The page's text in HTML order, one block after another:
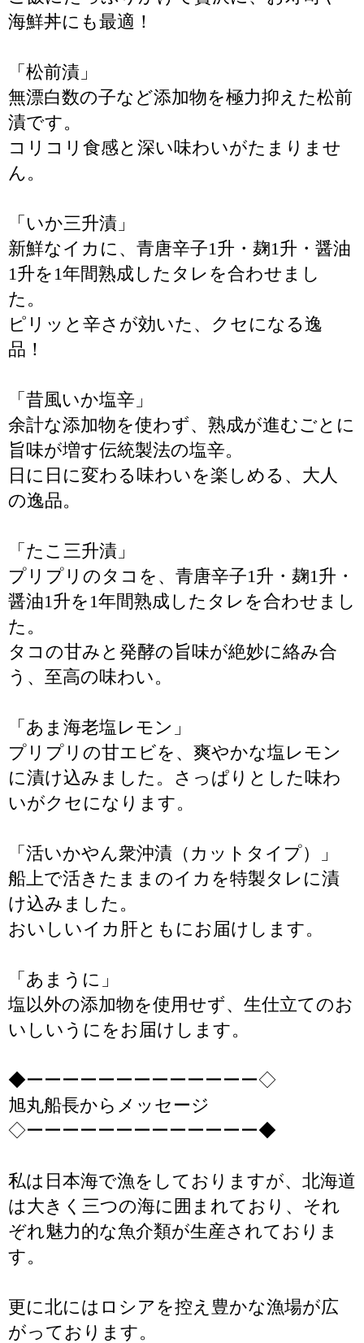
海鮮丼にも最適！
「松前漬」
無漂白数の子など添加物を極力抑えた松前
漬です。
コリコリ食感と深い味わいがたまりませ
ん。
「いか三升漬」
新鮮なイカに、青唐辛子1升・麹1升・醤油
1升を1年間熟成したタレを合わせまし
た。
ピリッと辛さが効いた、クセになる逸
品！
「昔風いか塩辛」
余計な添加物を使わず、熟成が進むごとに
旨味が増す伝統製法の塩辛。
日に日に変わる味わいを楽しめる、大人
の逸品。
「たこ三升漬」
プリプリのタコを、青唐辛子1升・麹1升・
醤油1升を1年間熟成したタレを合わせまし
た。
タコの甘みと発酵の旨味が絶妙に絡み合
う、至高の味わい。
「あま海老塩レモン」
プリプリの甘エビを、爽やかな塩レモン
に漬け込みました。さっぱりとした味わ
いがクセになります。
「活いかやん衆沖漬（カットタイプ）」
船上で活きたままのイカを特製タレに漬
け込みました。
おいしいイカ肝ともにお届けします。
「あまうに」
塩以外の添加物を使用せず、生仕立てのお
いしいうにをお届けします。
◆ーーーーーーーーーーーーー◇
旭丸船長からメッセージ
◇ーーーーーーーーーーーーー◆
私は日本海で漁をしておりますが、北海道
は大きく三つの海に囲まれており、それ
ぞれ魅力的な魚介類が生産されておりま
す。
更に北にはロシアを控え豊かな漁場が広
がっております。